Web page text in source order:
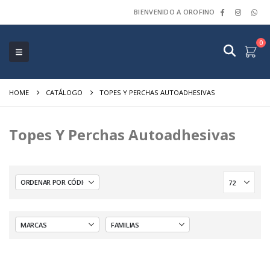
BIENVENIDO A OROFINO
0
HOME CATÁLOGO TOPES Y PERCHAS AUTOADHESIVAS
Topes Y Perchas Autoadhesivas